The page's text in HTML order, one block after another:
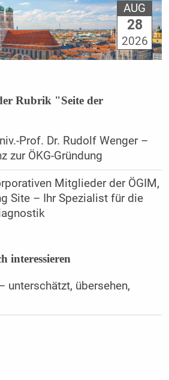
AUG
28
2026
Rubrik "Seite der
Prof. Dr. Rudolf Wenger –
zur ÖKG-Gründung
Mitglieder der ÖGIM,
Site – Ihr Spezialist für die
interessieren
unterschätzt, übersehen,